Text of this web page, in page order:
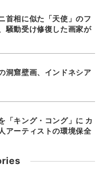
首相に似た「天使」のフ
騒動受け修復した画家が
洞窟壁画、インドネシア
「キング・コング」に カ
アーティストの環境保全